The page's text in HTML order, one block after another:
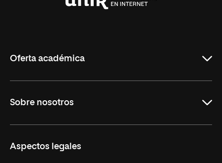
Oferta académica
Carreras
Sobre nosotros
Nuestro Equipo
Aspectos legales